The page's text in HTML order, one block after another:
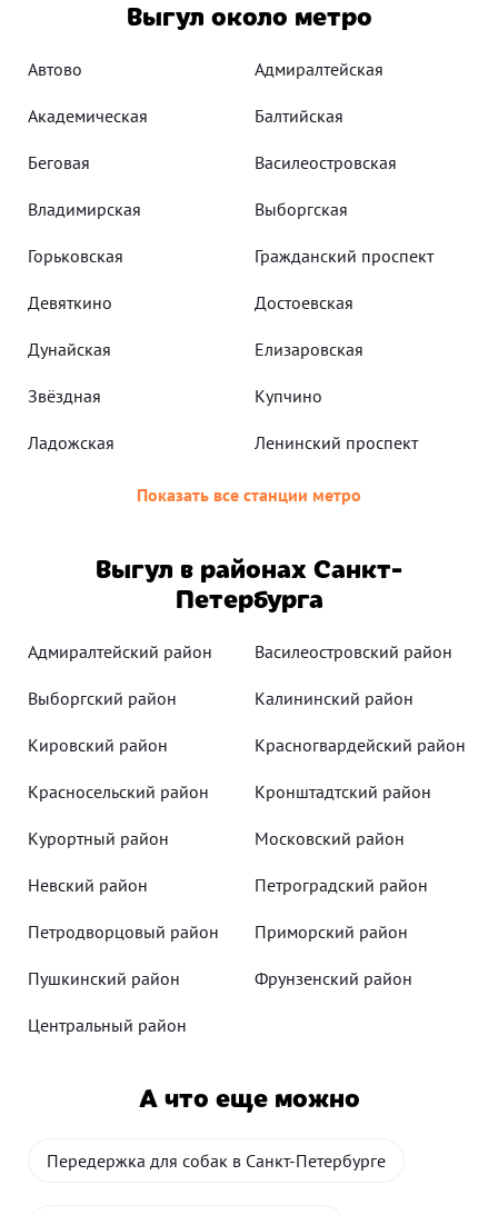
Выгул около метро
Автово Адмиралтейская
Академическая Балтийская
Беговая Василеостровская
Владимирская Выборгская
Горьковская Гражданский проспект
Девяткино Достоевская
Дунайская Елизаровская
Звёздная Купчино
Ладожская Ленинский проспект
Показать все станции метро
Выгул в районах Санкт-
Петербурга
Адмиралтейский район Василеостровский район
Выборгский район Калининский район
Кировский район Красногвардейский район
Красносельский район Кронштадтский район
Курортный район Московский район
Невский район Петроградский район
Петродворцовый район Приморский район
Пушкинский район Фрунзенский район
Центральный район
А что еще можно
Передержка для собак в Санкт-Петербурге